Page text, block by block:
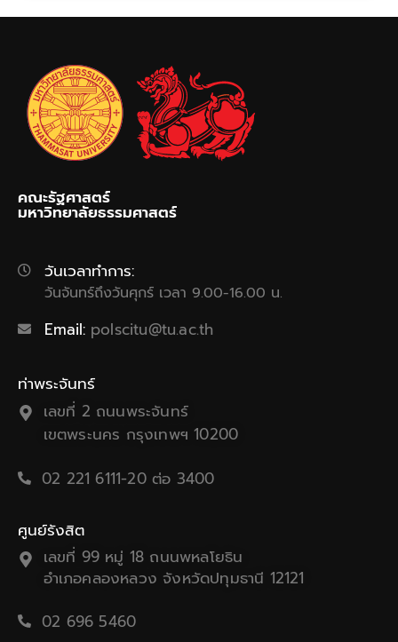
คณะรัฐศาสตร์
มหาวิทยาลัยธรรมศาสตร์
วันเวลาทำการ:
วันจันทร์ถึงวันศุกร์ เวลา 9.00-16.00 น.
Email: polscitu@tu.ac.th
ท่าพระจันทร์
เลขที่ 2 ถนนพระจันทร์
เขตพระนคร กรุงเทพฯ 10200
02 221 6111-20 ต่อ 3400
ศูนย์รังสิต
เลขที่ 99 หมู่ 18 ถนนพหลโยธิน
อำเภอคลองหลวง จังหวัดปทุมธานี 12121
02 696 5460